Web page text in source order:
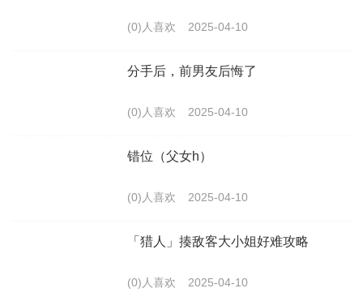
(0)人喜欢 2025-04-10
分手后，前男友后悔了
(0)人喜欢 2025-04-10
错位（父女h）
(0)人喜欢 2025-04-10
「猎人」揍敌客大小姐好难攻略
(0)人喜欢 2025-04-10